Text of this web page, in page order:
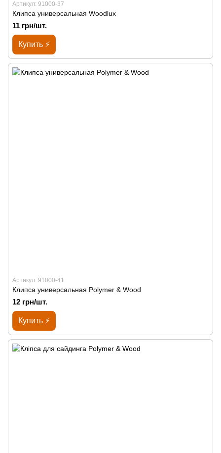
Артикул: 91000-37
Клипса универсальная Woodlux
11 грн/шт.
Купить ⚡
Артикул: 91000-41
Клипса универсальная Polymer & Wood
12 грн/шт.
Купить ⚡